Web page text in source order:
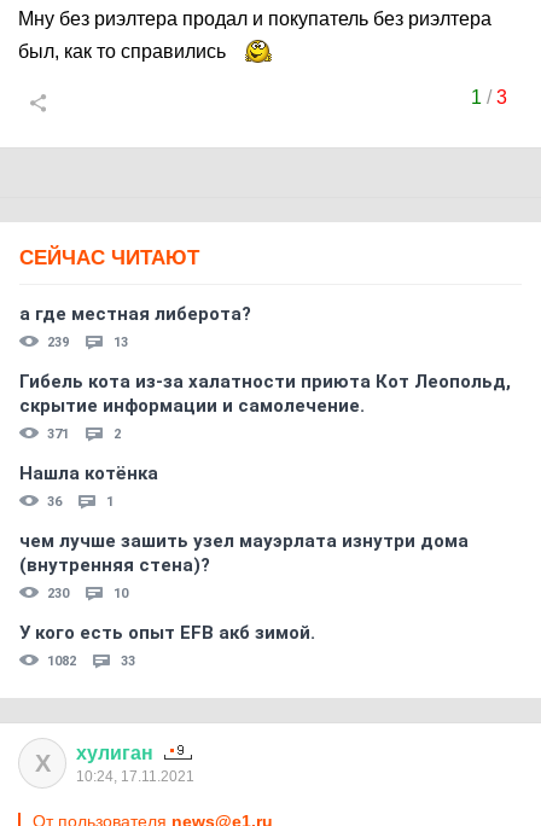
Мну без риэлтера продал и покупатель без риэлтера
был, как то справились
1 /3
СЕЙЧАС ЧИТАЮТ
а где местная либерота?
239 13
Гибель кота из-за халатности приюта Кот Леопольд,
скрытиe информации и самолечение.
371 2
Нашла котёнка
36 1
чем лучше зашить узел мауэрлата изнутри дома
(внутренняя стена)?
230 10
У кого есть опыт EFB акб зимой.
1082 33
Х хулиган
10:24, 17.11.2021
От пользователя news@e1.ru